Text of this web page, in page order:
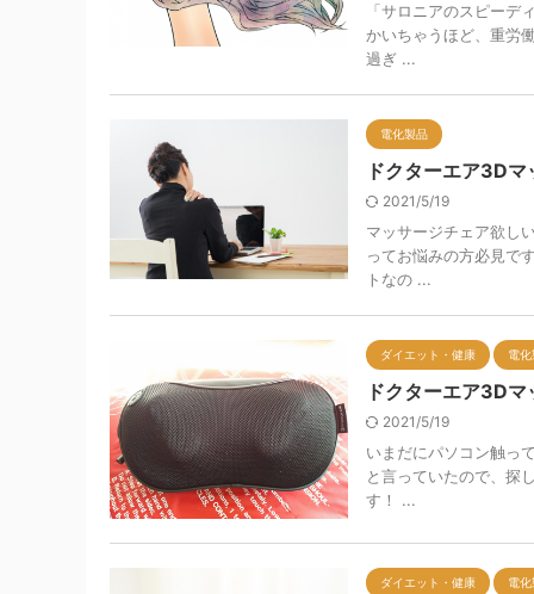
「サロニアのスピー
かいちゃうほど、重労
過ぎ ...
電化製品
ドクターエア3D
2021/5/19
マッサージチェア欲し
ってお悩みの方必見で
トなの ...
ダイエット・健康 電
ドクターエア3D
2021/5/19
いまだにパソコン触っ
と言っていたので、探
す！ ...
ダイエット・健康 電